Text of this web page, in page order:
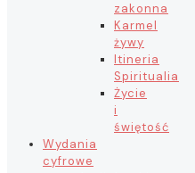
zakonna
Karmel
żywy
Itineria
Spiritualia
Życie
i
świętość
Wydania
cyfrowe